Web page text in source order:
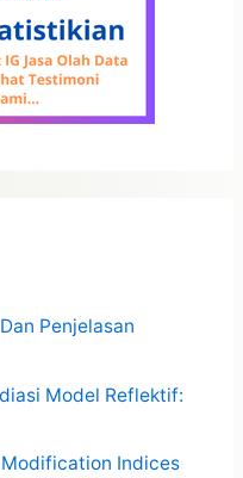
Penjelasan
Model Reflektif:
Indices